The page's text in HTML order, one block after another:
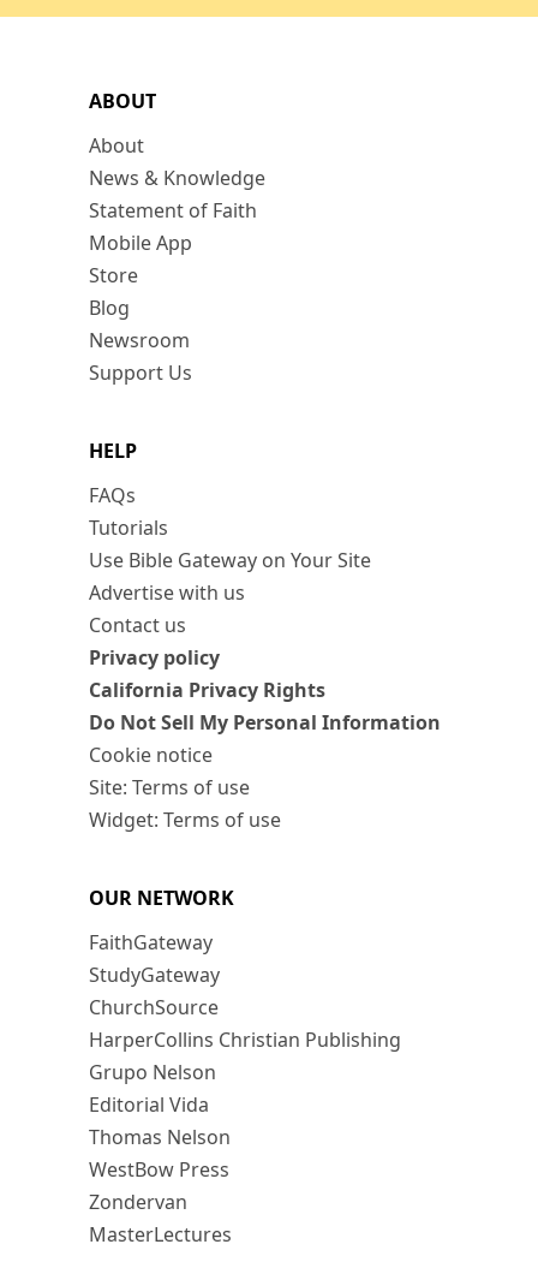
ABOUT
About
News & Knowledge
Statement of Faith
Mobile App
Store
Blog
Newsroom
Support Us
HELP
FAQs
Tutorials
Use Bible Gateway on Your Site
Advertise with us
Contact us
Privacy policy
California Privacy Rights
Do Not Sell My Personal Information
Cookie notice
Site: Terms of use
Widget: Terms of use
OUR NETWORK
FaithGateway
StudyGateway
ChurchSource
HarperCollins Christian Publishing
Grupo Nelson
Editorial Vida
Thomas Nelson
WestBow Press
Zondervan
MasterLectures